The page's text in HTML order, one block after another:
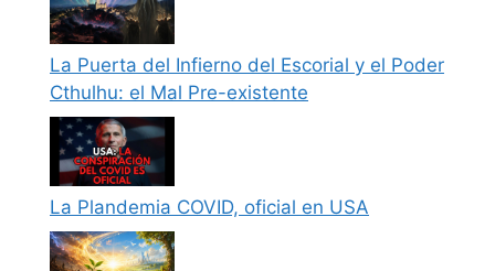
La Puerta del Infierno del Escorial y el Poder
Cthulhu: el Mal Pre-existente
La Plandemia COVID, oficial en USA